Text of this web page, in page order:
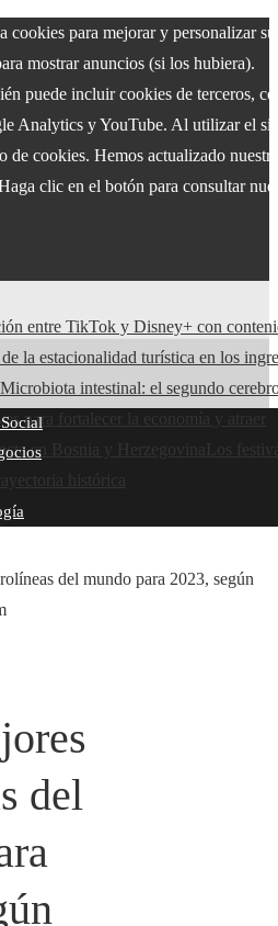
para mejorar y personalizar su
mostrar anuncios (si los hubiera).
puede incluir cookies de terceros,
Analytics y YouTube. Al utilizar el
de cookies. Hemos actualizado nuestra
clic en el botón para consultar
entre TikTok y Disney+ con
la estacionalidad turística en los
Microbiota intestinal: el segundo
para fortalecer la economía y atraer
en Bosnia y Herzegovina
histórica
del mundo para 2023, según
del